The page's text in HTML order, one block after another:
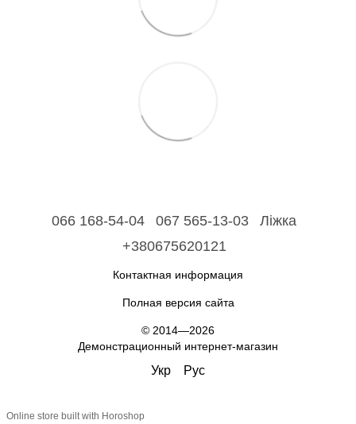
066 168-54-04 067 565-13-03
Ліжка
+380675620121
Контактная информация
Полная версия сайта
© 2014—2026
Демонстрационный интернет-магазин
Укр Рус
Online store built with Horoshop